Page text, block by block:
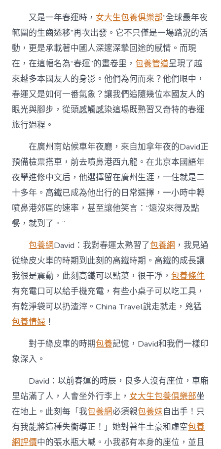
人
也
趕
“春
運”：
Ch
台
包
養
心
得
說
走
就
走！〉
中
又是一年春運時， 女大生包養俱樂部“全球最年夜
範圍的生齒遷移”再次出發。它不只僅是一場路況的活
動，更是承載著中國人深邃深摯回途的感情。而現
在，在這幅名為“春運”的畫卷里，包養管道呈現了越
來越多本國友人的身影。他們為何而來？他們眼中，
春運又是如何一番氣象？讓我們追隨幾位本國友人的
眼光與腳步，從頭感觸感染這場既熟習又奇特的春運
旅行過程。
在廣州南站候車年夜廳，來自加拿年夜的David正
預備檢票搭車，前去噴鼻港西九龍。在北京本國語年
夜學進修中文后，他選擇留在廣州生涯，一住就是二
十多年。高鐵已成為他出行的日常選擇，一小時中轉
噴鼻港郊區的速率，甚至讓他笑言：“還沒來得及點
餐，就到了。”
包養網David：我對春運太熟習了包養網 ，我見過
從綠皮火車的時期到此刻的高鐵時期。高鐵的成長讓
我很是震動，此刻高鐵可以點菜，很干凈，包養條件
有充電口可以給手機充電，有些小桌子可以吃工具，
有乾淨袋可以扔渣滓。China Travel說走就走，兇猛
包養情婦 ！
對于綠皮車的時期包養記憶，David和我們一樣印
象深入。
David：以前春運的時辰，良多人沒有座位，車廂
里站滿了人，人會坐外行李上， 女大生包養俱樂部坐
在地上。此刻每「我包養網必須親包養妹自出手！只
有我能將這種失衡導正！」她對著牛土豪和虛空包養
網評價中的張水瓶大喊。小我都有本身的座位，並且